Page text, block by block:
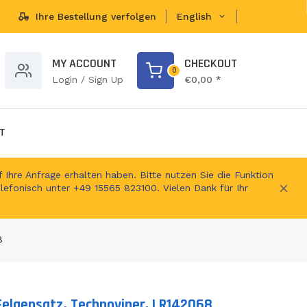
Ihre Bestellung verfolgen English
MY ACCOUNT
Login / Sign Up
0 CHECKOUT
€0,00 *
Anfrage erhalten haben. Bitte nutzen Sie die Funktion
unter +49 15565 823100. Vielen Dank für Ihr